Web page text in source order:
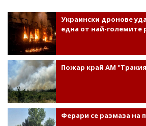
Украински дронове
една от най-големите
Пожар край АМ
Ферари се размаза на